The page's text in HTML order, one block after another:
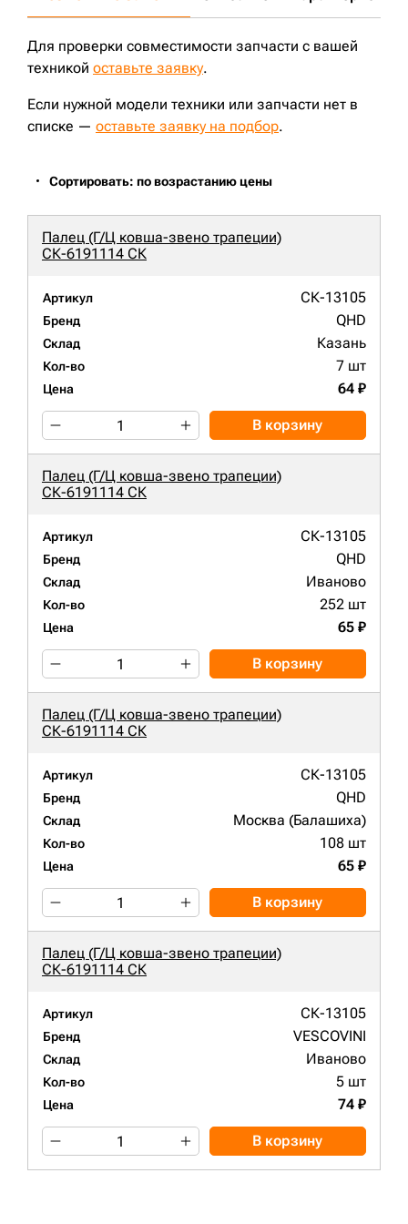
Для проверки совместимости запчасти с вашей
техникой оставьте заявку.
Если нужной модели техники или запчасти нет в
списке — оставьте заявку на подбор.
Сортировать: по возрастанию цены
Палец (Г/Ц ковша-звено трапеции)
СК-6191114 СК
Артикул СК-13105
Бренд QHD
Склад Казань
Кол-во 7 шт
Цена 64 ₽
В корзину
Палец (Г/Ц ковша-звено трапеции)
СК-6191114 СК
Артикул СК-13105
Бренд QHD
Склад Иваново
Кол-во 252 шт
Цена 65 ₽
В корзину
Палец (Г/Ц ковша-звено трапеции)
СК-6191114 СК
Артикул СК-13105
Бренд QHD
Склад Москва (Балашиха)
Кол-во 108 шт
Цена 65 ₽
В корзину
Палец (Г/Ц ковша-звено трапеции)
СК-6191114 СК
Артикул СК-13105
Бренд VESCOVINI
Склад Иваново
Кол-во 5 шт
Цена 74 ₽
В корзину